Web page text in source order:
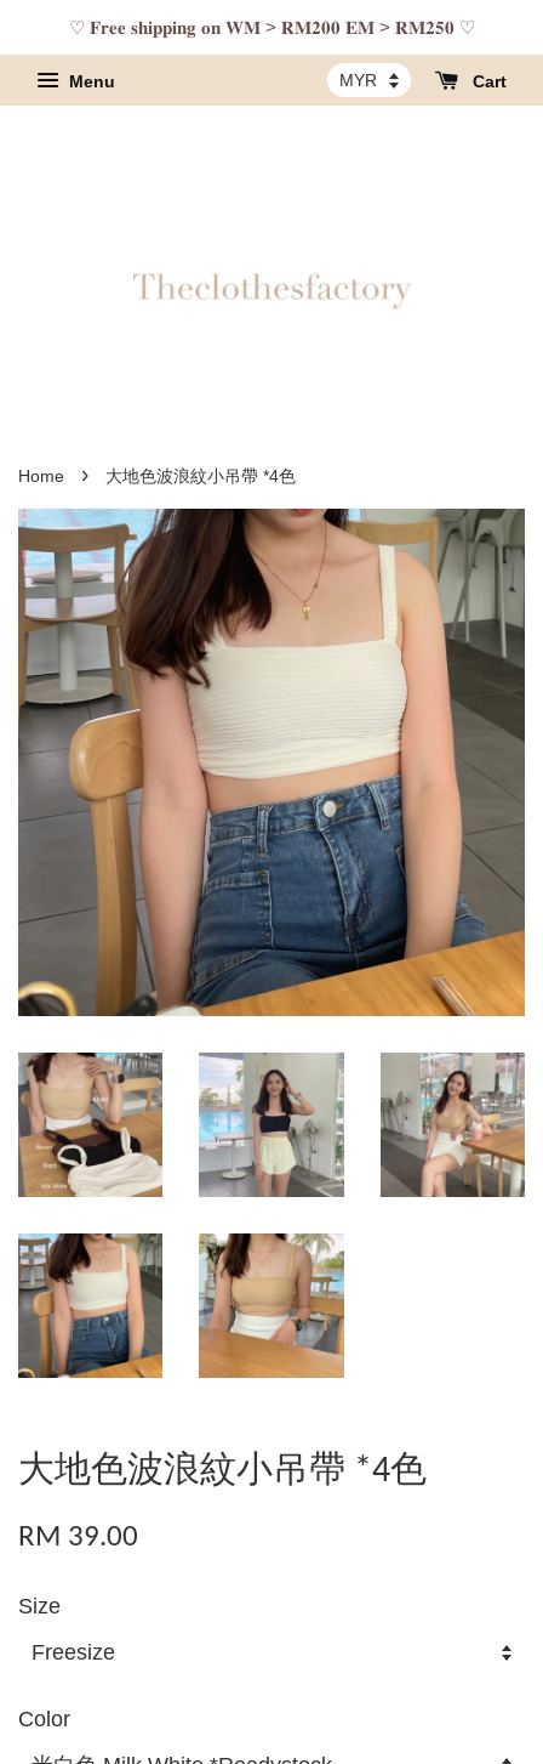
♡ 𝐅𝐫𝐞𝐞 𝐬𝐡𝐢𝐩𝐩𝐢𝐧𝐠 𝐨𝐧 𝐖𝐌 > 𝐑𝐌𝟐𝟎𝟎 𝐄𝐌 > 𝐑𝐌𝟐𝟓𝟎 ♡
Menu Cart
Home › 大地色波浪紋小吊帶 *4色
大地色波浪紋小吊帶 *4色
RM 39.00
Size
Color